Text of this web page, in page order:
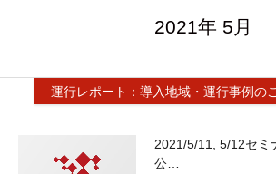
2021年 5月
運行レポート：導入地域・運行事例の
2021/5/11, 5/12セミ
公…